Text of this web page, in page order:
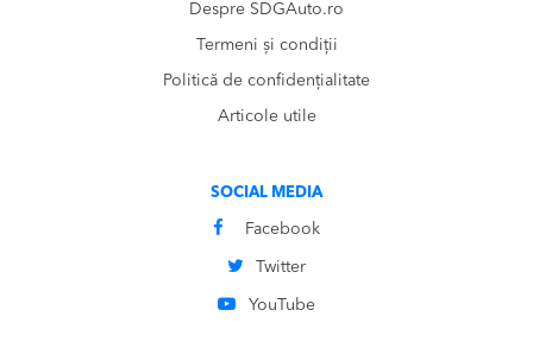
Despre SDGAuto.ro
Termeni și condiții
Politică de confidențialitate
Articole utile
SOCIAL MEDIA
Facebook
Twitter
YouTube